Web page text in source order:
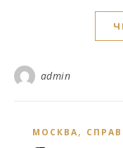
admin
МОСКВА,